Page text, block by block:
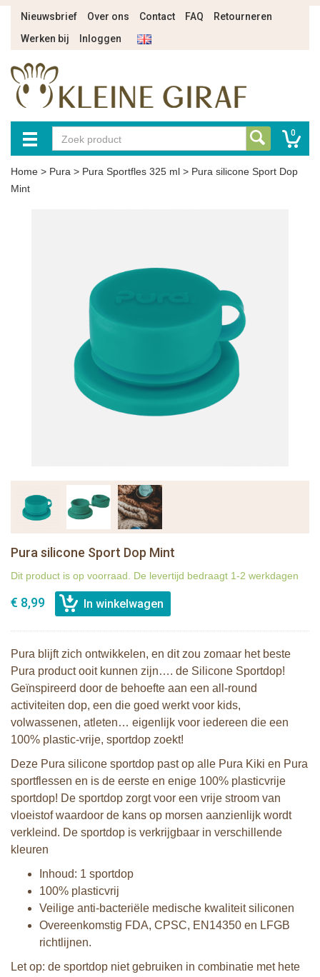
Nieuwsbrief Over ons Contact FAQ
Retourneren
Werken bij
Inloggen
0
Home > Pura > Pura Sportfles 325 ml > Pura silicone Sport Dop
Mint
Pura silicone Sport Dop Mint
Dit product is op voorraad. De levertijd bedraagt 1-2 werkdagen
€ 8,99
Pura blijft zich ontwikkelen, en dit zou zomaar het beste
Pura product ooit kunnen zijn…. de Silicone Sportdop!
Geïnspireerd door de behoefte aan een all-round
activiteiten dop, een die goed werkt voor kids,
volwassenen, atleten… eigenlijk voor iedereen die een
100% plastic-vrije, sportdop zoekt!
Deze Pura silicone sportdop past op alle Pura Kiki en Pura
sportflessen en is de eerste en enige 100% plasticvrije
sportdop! De sportdop zorgt voor een vrije stroom van
vloeistof waardoor de kans op morsen aanzienlijk wordt
verkleind. De sportdop is verkrijgbaar in verschillende
kleuren
Inhoud: 1 sportdop
100% plasticvrij
Veilige anti-bacteriële medische kwaliteit siliconen
Overeenkomstig FDA, CPSC, EN14350 en LFGB
richtlijnen.
Let op: de sportdop niet gebruiken in combinatie met hete